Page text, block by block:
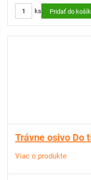
ks Pridať do
Trávne osivo Do
Viac o produkte